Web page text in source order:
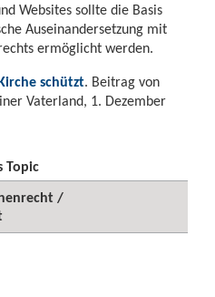
Websites sollte die Basis
Auseinandersetzung mit
ermöglicht werden.
schützt. Beitrag von
Vaterland, 1. Dezember
Topic
/